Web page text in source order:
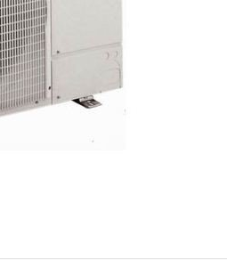
Cхема 12 (FN-S) - для фанкойла